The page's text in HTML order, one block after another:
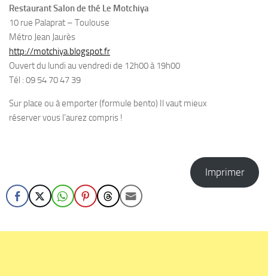
Restaurant Salon de thé Le Motchiya
10 rue Palaprat – Toulouse
Métro Jean Jaurès
http://motchiya.blogspot.fr
Ouvert du lundi au vendredi de 12h00 à 19h00
Tél : 09 54 70 47 39
Sur place ou à emporter (formule bento) Il vaut mieux
réserver vous l’aurez compris !
Imprimer